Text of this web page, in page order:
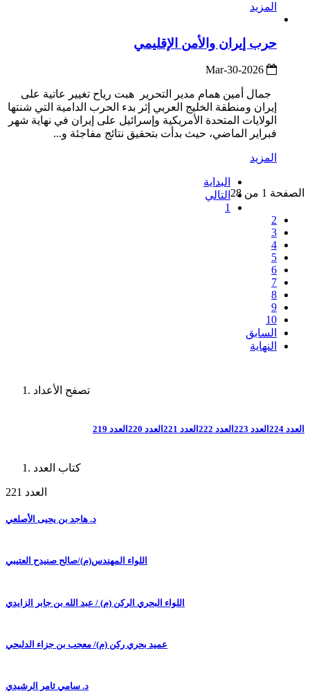
المزيد
حرب إيران والأمن الإقليمي
جمال أمين همام مدير التحرير هبت رياح تغيير عاتية على
إيران ومنطقة الخليج العربي إثر بدء الحرب الدامية التي شنتها
الولايات المتحدة الأمريكية وإسرائيل على إيران في نهاية شهر
فبراير الماضي، حيث بدأت بتحقيق نتائج مفاجئة و...
المزيد
الصفحة 1 من 28
البداية
التالي
1
2
3
4
5
6
7
8
9
10
السابق
النهاية
تصفح الأعداد
العدد 224 العدد 223 العدد 222 العدد 221 العدد 220 العدد 219
كتاب العدد
العدد 221
د. هاجد بن يحيى الأصلعي
اللواء المهندس(م)/صالح صنيدح العتيبي
اللواء البحري الركن (م) / عبد الله بن جابر الزايدي
عميد بحري ركن (م)/ معجب بن جزاء الدلبحي
د. سامي ثامر الرشيدي